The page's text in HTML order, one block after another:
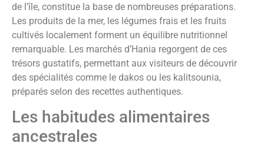
de l’île, constitue la base de nombreuses préparations.
Les produits de la mer, les légumes frais et les fruits
cultivés localement forment un équilibre nutritionnel
remarquable. Les marchés d’Hania regorgent de ces
trésors gustatifs, permettant aux visiteurs de découvrir
des spécialités comme le dakos ou les kalitsounia,
préparés selon des recettes authentiques.
Les habitudes alimentaires
ancestrales